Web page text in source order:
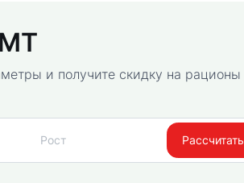
и получите скидку на рационы
Рассчитать